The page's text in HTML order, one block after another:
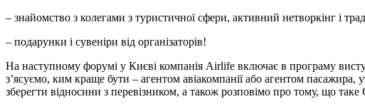
– знайомство з колегами з туристичної сфери, активний нетворкінг і
– подарунки і сувеніри від організаторів!
На наступному форумі у Києві компанія Airlife включає в програму
з’ясуємо, ким краще бути – агентом авіакомпанії або агентом
зберегти відносини з перевізником, а також розповімо про тому, що